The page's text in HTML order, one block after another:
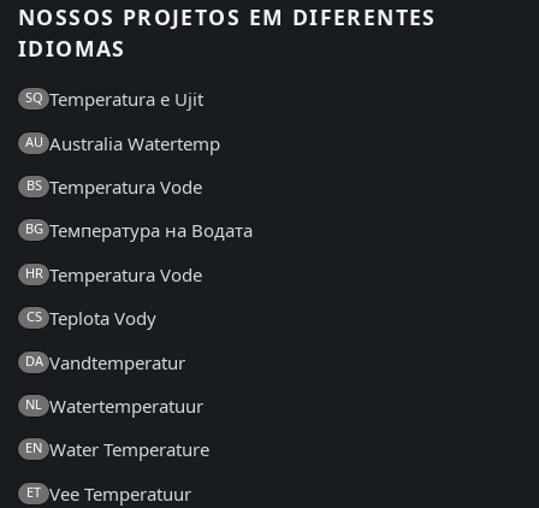
NOSSOS PROJETOS EM DIFERENTES
IDIOMAS
SQ Temperatura e Ujit
AU Australia Watertemp
BS Temperatura Vode
BG Температура на Водата
HR Temperatura Vode
CS Teplota Vody
DA Vandtemperatur
NL Watertemperatuur
EN Water Temperature
ET Vee Temperatuur